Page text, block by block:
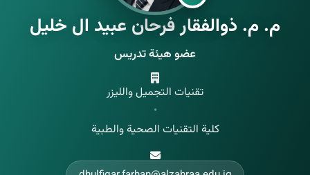
م. م. ذوالفقار فرحان عبيد ال خليل
عضو هيئة تدريس
تقنيات التجميل والليزر
•
كلية التقنيات الصحية والطبية